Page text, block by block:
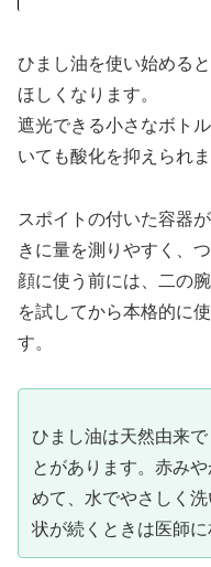
ひまし油を使い始める
ほしくなります。
遮光できる小さなボト
いても酸化を抑えられま
スポイトの付いた容器
きに量を測りやすく、
顔に使う前には、二の
を試してから本格的に
す。
ひまし油は天然由来
とがあります。赤み
めて、水でやさしく
状が続くときは医師に